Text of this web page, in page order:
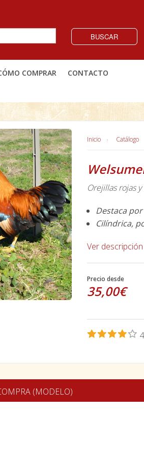
BUSCAR
COMPRAR CONTACTO
Inicio Catálogo
Orejillas rojas
Destaca
Cilíndrica,
Ver
Precio desde
35,00€
(MODELO)